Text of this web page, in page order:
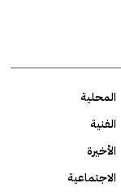
المحلية
الفنية
الأخيرة
الاجتماعية